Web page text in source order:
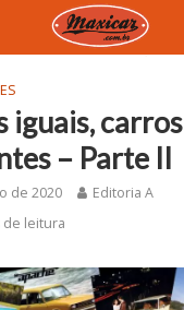
iguais, carros
– Parte II
de 2020
Editoria A
de leitura